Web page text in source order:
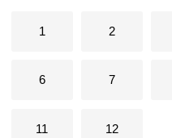
的时候，马司令横空出世，搅得
1 2
6 7
11 12